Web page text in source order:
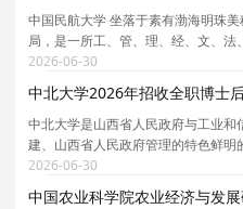
中国民航大学 坐落于素有渤海明珠
局，是一所工、管、理、经、文、
学，是中国民用航空局、天津市、教
高校和高水平特色大学建设高校。历
2026-06-30
中北大学2026年招收全职博士
中北大学是山西省人民政府与工业
建、山西省人民政府管理的特色鲜
与技术、仪器科学与技术、机械工程
程、化学工程与技术、电子科学与技
2026-06-30